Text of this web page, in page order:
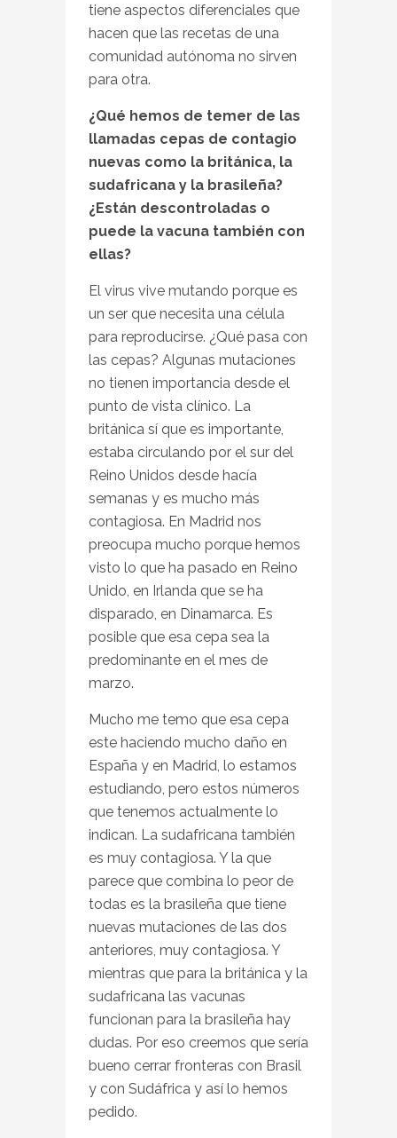
tiene aspectos diferenciales que
hacen que las recetas de una
comunidad autónoma no sirven
para otra.
¿Qué hemos de temer de las
llamadas cepas de contagio
nuevas como la británica, la
sudafricana y la brasileña?
¿Están descontroladas o
puede la vacuna también con
ellas?
El virus vive mutando porque es
un ser que necesita una célula
para reproducirse. ¿Qué pasa con
las cepas? Algunas mutaciones
no tienen importancia desde el
punto de vista clínico. La
británica sí que es importante,
estaba circulando por el sur del
Reino Unidos desde hacía
semanas y es mucho más
contagiosa. En Madrid nos
preocupa mucho porque hemos
visto lo que ha pasado en Reino
Unido, en Irlanda que se ha
disparado, en Dinamarca. Es
posible que esa cepa sea la
predominante en el mes de
marzo.
Mucho me temo que esa cepa
este haciendo mucho daño en
España y en Madrid, lo estamos
estudiando, pero estos números
que tenemos actualmente lo
indican. La sudafricana también
es muy contagiosa. Y la que
parece que combina lo peor de
todas es la brasileña que tiene
nuevas mutaciones de las dos
anteriores, muy contagiosa. Y
mientras que para la británica y la
sudafricana las vacunas
funcionan para la brasileña hay
dudas. Por eso creemos que sería
bueno cerrar fronteras con Brasil
y con Sudáfrica y así lo hemos
pedido.